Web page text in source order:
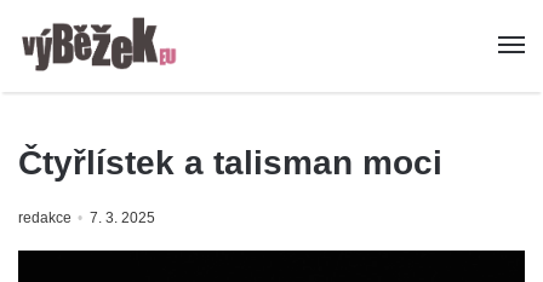
Čtyřlístek a talisman moci
redakce 7. 3. 2025